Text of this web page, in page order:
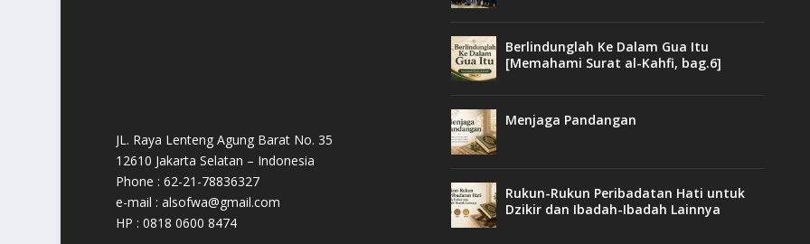
JL. Raya Lenteng Agung Barat No. 35
12610 Jakarta Selatan – Indonesia
Phone : 62-21-78836327
e-mail : alsofwa@gmail.com
HP : 0818 0600 8474
Berlindunglah Ke Dalam Gua Itu
[Memahami Surat al-Kahfi, bag.6]
Menjaga Pandangan
Rukun-Rukun Peribadatan Hati untuk
Dzikir dan Ibadah-Ibadah Lainnya